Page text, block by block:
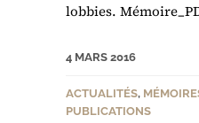
lobbies.
4 MARS 2016
ACTUALITÉS,
PUBLICATIONS